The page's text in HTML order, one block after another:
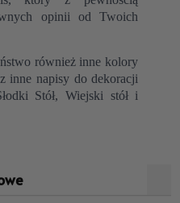
opinii od Twoich
również inne kolory
inne napisy do dekoracji
Stół, Wiejski stół i